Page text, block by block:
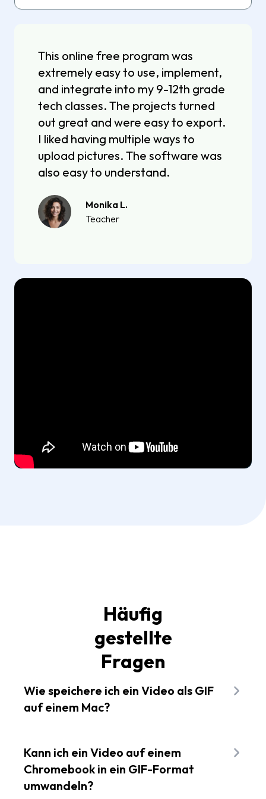
This online free program was
extremely easy to use, implement,
and integrate into my 9-12th grade
tech classes. The projects turned
out great and were easy to export.
I liked having multiple ways to
upload pictures. The software was
also easy to understand.
Monika L.
Teacher
Häufig
gestellte
Fragen
Wie speichere ich ein Video als GIF
auf einem Mac?
zu speichern, befolgen Sie die Schritte aus dem
umwandeln“ weiter oben auf dieser Seite. Kurz
gesagt: Laden Sie einfach das Video hoch und
Kann ich ein Video auf einem
Chromebook in ein GIF-Format
umwandeln?